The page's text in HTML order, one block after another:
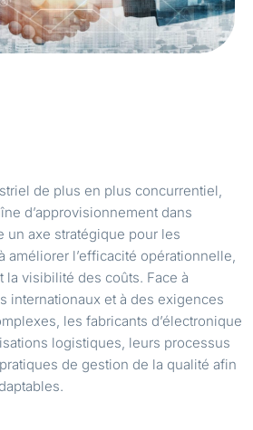
de plus en plus concurrentiel,
d’approvisionnement dans
un axe stratégique pour les
améliorer l’efficacité opérationnelle,
visibilité des coûts. Face à
internationaux et à des exigences
les fabricants d’électronique
logistiques, leurs processus
de gestion de la qualité afin